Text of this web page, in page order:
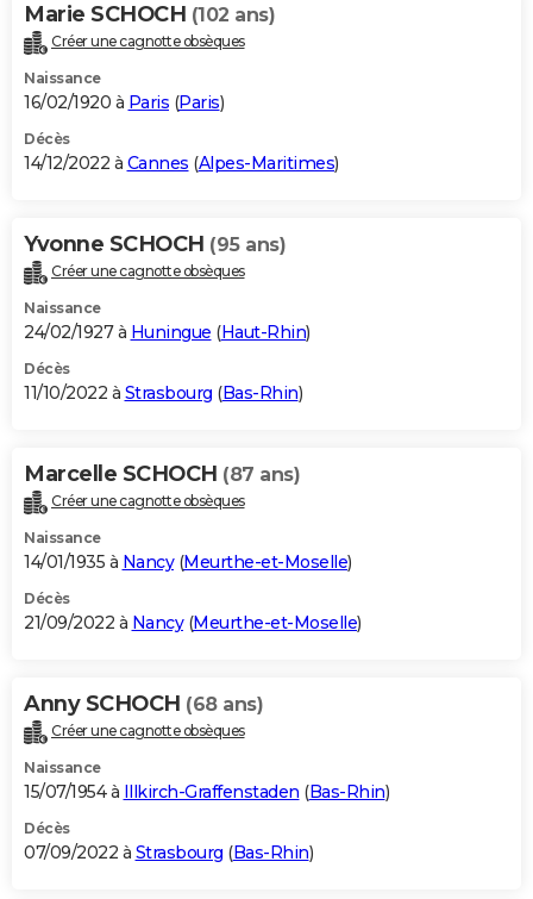
Marie SCHOCH (102 ans)
Créer une cagnotte obsèques
Naissance
16/02/1920 à Paris (Paris)
Décès
14/12/2022 à Cannes (Alpes-Maritimes)
Yvonne SCHOCH (95 ans)
Créer une cagnotte obsèques
Naissance
24/02/1927 à Huningue (Haut-Rhin)
Décès
11/10/2022 à Strasbourg (Bas-Rhin)
Marcelle SCHOCH (87 ans)
Créer une cagnotte obsèques
Naissance
14/01/1935 à Nancy(Meurthe-et-Moselle)
Décès
21/09/2022 à Nancy(Meurthe-et-Moselle)
Anny SCHOCH (68 ans)
Créer une cagnotte obsèques
Naissance
15/07/1954 à Illkirch-Graffenstaden (Bas-Rhin)
Décès
07/09/2022 à Strasbourg (Bas-Rhin)